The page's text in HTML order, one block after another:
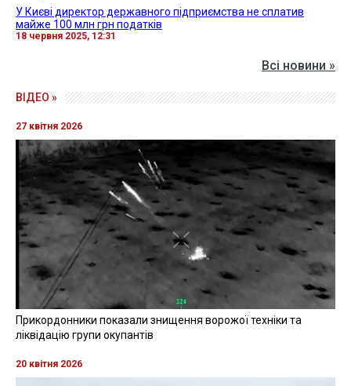
У Києві директор державного підприємства не сплатив
майже 100 млн грн податків
18 червня 2025, 12:31
Всі новини »
ВІДЕО »
27 квітня 2026
Прикордонники показали знищення ворожої техніки та
ліквідацію групи окупантів
20 квітня 2026